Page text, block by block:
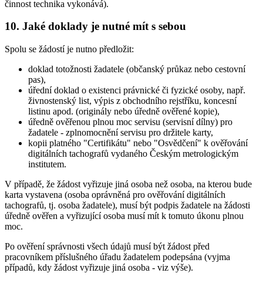
činnost technika vykonává).
10. Jaké doklady je nutné mít s sebou
Spolu se žádostí je nutno předložit:
doklad totožnosti žadatele (občanský průkaz nebo cestovní
pas),
úřední doklad o existenci právnické či fyzické osoby, např.
živnostenský list, výpis z obchodního rejstříku, koncesní
listinu apod. (originály nebo úředně ověřené kopie),
úředně ověřenou plnou moc servisu (servisní dílny) pro
žadatele - zplnomocnění servisu pro držitele karty,
kopii platného "Certifikátu" nebo "Osvědčení" k ověřování
digitálních tachografů vydaného Českým metrologickým
institutem.
V případě, že žádost vyřizuje jiná osoba než osoba, na kterou bude
karta vystavena (osoba oprávněná pro ověřování digitálních
tachografů, tj. osoba žadatele), musí být podpis žadatele na žádosti
úředně ověřen a vyřizující osoba musí mít k tomuto úkonu plnou
moc.
Po ověření správnosti všech údajů musí být žádost před
pracovníkem příslušného úřadu žadatelem podepsána (vyjma
případů, kdy žádost vyřizuje jiná osoba - viz výše).